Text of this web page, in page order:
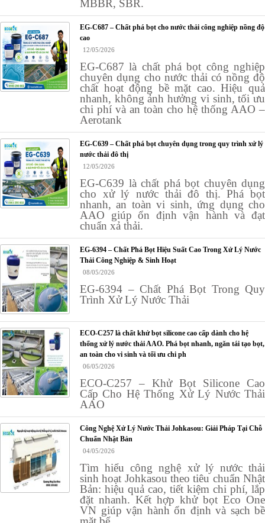
MBBR, SBR.
EG-C687 – Chất phá bọt cho nước thải công nghiệp nồng độ
cao
12/05/2026
EG-C687 là chất phá bọt công nghiệp
chuyên dụng cho nước thải có nồng độ
chất hoạt động bề mặt cao. Hiệu quả
nhanh, không ảnh hưởng vi sinh, tối ưu
chi phí và an toàn cho hệ thống AAO –
Aerotank
EG-C639 – Chất phá bọt chuyên dụng trong quy trình xử lý
nước thải đô thị
12/05/2026
EG-C639 là chất phá bọt chuyên dụng
cho xử lý nước thải đô thị. Phá bọt
nhanh, an toàn vi sinh, ứng dụng cho
AAO giúp ổn định vận hành và đạt
chuẩn xả thải.
EG-6394 – Chất Phá Bọt Hiệu Suất Cao Trong Xử Lý Nước
Thải Công Nghiệp & Sinh Hoạt
08/05/2026
EG-6394 – Chất Phá Bọt Trong Quy
Trình Xử Lý Nước Thải
ECO-C257 là chất khử bọt silicone cao cấp dành cho hệ
thống xử lý nước thải AAO. Phá bọt nhanh, ngăn tái tạo bọt,
an toàn cho vi sinh và tối ưu chi ph
06/05/2026
ECO-C257 – Khử Bọt Silicone Cao
Cấp Cho Hệ Thống Xử Lý Nước Thải
AAO
Công Nghệ Xử Lý Nước Thải Johkasou: Giải Pháp Tại Chỗ
Chuẩn Nhật Bản
04/05/2026
Tìm hiểu công nghệ xử lý nước thải
sinh hoạt Johkasou theo tiêu chuẩn Nhật
Bản: hiệu quả cao, tiết kiệm chi phí, lắp
đặt nhanh. Kết hợp khử bọt Eco One
VN giúp vận hành ổn định và sạch bề